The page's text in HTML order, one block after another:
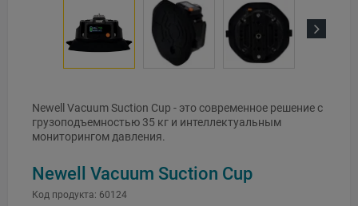
Newell Vacuum Suction Cup - это современное решение с
грузоподъемностью 35 кг и интеллектуальным
мониторингом давления.
Newell Vacuum Suction Cup
Код продукта: 60124